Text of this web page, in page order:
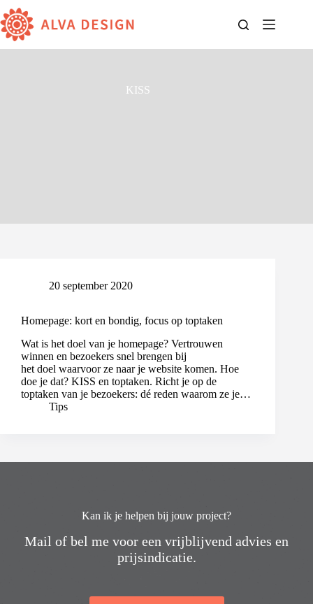
naar
de
inhoud
KISS
20 september 2020
Homepage: kort en bondig, focus op toptaken
Wat is het doel van je homepage? Vertrouwen
winnen en bezoekers snel brengen bij
het doel waarvoor ze naar je website komen. Hoe
doe je dat? KISS en toptaken. Richt je op de
toptaken van je bezoekers: dé reden waarom ze je…
Tips
Kan ik je helpen bij jouw project?
Mail of bel me voor een vrijblijvend advies en
prijsindicatie.